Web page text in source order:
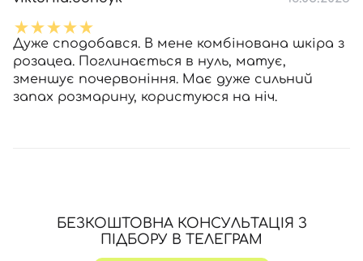
Дуже сподобався. В мене комбінована шкіра з
розацеа. Поглинається в нуль, матує,
зменшує почервоніння. Має дуже сильний
запах розмарину, користуюся на ніч.
БЕЗКОШТОВНА КОНСУЛЬТАЦІЯ З
ПІДБОРУ В ТЕЛЕГРАМ